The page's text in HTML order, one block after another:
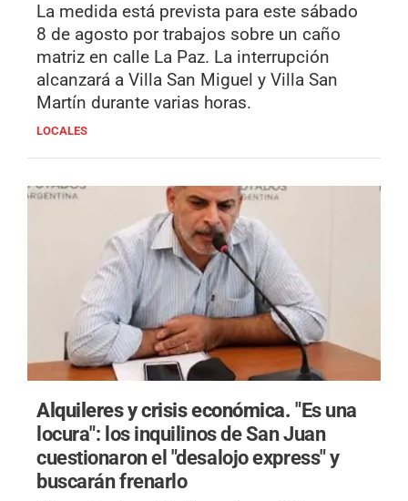
La medida está prevista para este sábado
8 de agosto por trabajos sobre un caño
matriz en calle La Paz. La interrupción
alcanzará a Villa San Miguel y Villa San
Martín durante varias horas.
LOCALES
Alquileres y crisis económica."Es una
locura": los inquilinos de San Juan
cuestionaron el "desalojo express" y
buscarán frenarlo